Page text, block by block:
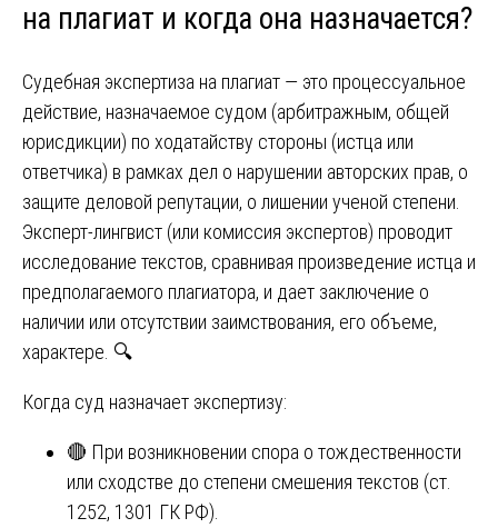
на плагиат и когда она назначается?
Судебная экспертиза на плагиат — это процессуальное
действие, назначаемое судом (арбитражным, общей
юрисдикции) по ходатайству стороны (истца или
ответчика) в рамках дел о нарушении авторских прав, о
защите деловой репутации, о лишении ученой степени.
Эксперт-лингвист (или комиссия экспертов) проводит
исследование текстов, сравнивая произведение истца и
предполагаемого плагиатора, и дает заключение о
наличии или отсутствии заимствования, его объеме,
характере. 🔍
Когда суд назначает экспертизу:
🔴 При возникновении спора о тождественности
или сходстве до степени смешения текстов (ст.
1252, 1301 ГК РФ).